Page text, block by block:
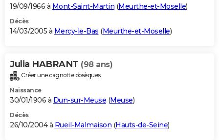
19/09/1966 à Mont-Saint-Martin (Meurthe-et-Moselle)
Décès
14/03/2005 à Mercy-le-Bas (Meurthe-et-Moselle)
Julia HABRANT (98 ans)
Créer une cagnotte obsèques
Naissance
30/01/1906 à Dun-sur-Meuse (Meuse)
Décès
26/10/2004 à Rueil-Malmaison (Hauts-de-Seine)